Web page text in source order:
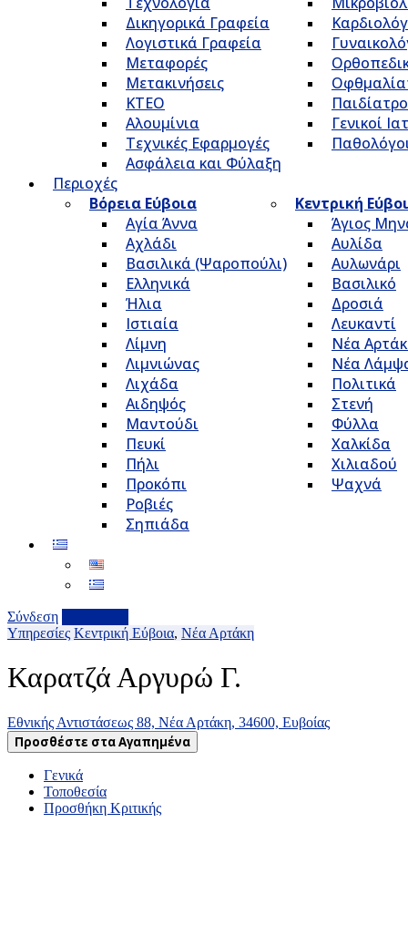
Δικηγορικά Γραφεία
Λογιστικά Γραφεία
Μεταφορές
Μετακινήσεις
ΚΤΕΟ
Αλουμίνια
Τεχνικές Εφαρμογές
Ασφάλεια και Φύλαξη
Γενικοί
Περιοχές
Βόρεια Εύβοια
Αγία Άννα
Αχλάδι
Βασιλικά (Ψαροπούλι)
Ελληνικά
Ήλια
Ιστιαία
Λίμνη
Λιμνιώνας
Λιχάδα
Αιδηψός
Μαντούδι
Πευκί
Πήλι
Προκόπι
Ροβιές
Σηπιάδα
Κεντρική
Άγιος
Αυλίδα
Αυλωνάρι
Βασιλικό
Δροσιά
Λευκαντί
Νέα
Νέα
Πολιτικά
Στενή
Φύλλα
Χαλκίδα
Χιλιαδού
Ψαχνά
Σύνδεση
Υπηρεσίες Κεντρική Εύβοια, Νέα Αρτάκη
Καρατζά Αργυρώ Γ.
Εθνικής Αντιστάσεως 88, Νέα Αρτάκη, 34600, Ευβοίας
Προσθέστε στα Αγαπημένα
Γενικά
Τοποθεσία
Προσθήκη Κριτικής